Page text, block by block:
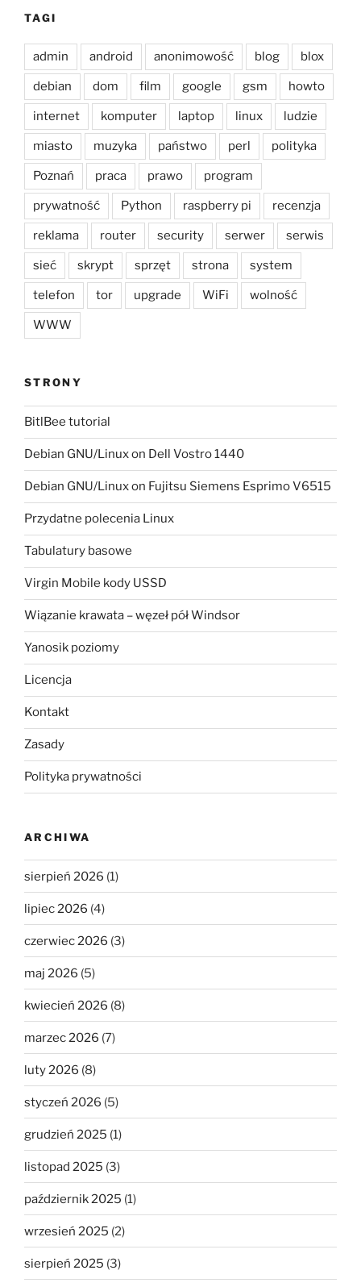
TAGI
admin android anonimowość blog blox
debian dom film google gsm howto
internet komputer laptop linux ludzie
miasto muzyka państwo perl polityka
Poznań praca prawo program
prywatność Python raspberry pi recenzja
reklama router security serwer serwis
sieć skrypt sprzęt strona system
telefon tor upgrade WiFi wolność
WWW
STRONY
BitlBee tutorial
Debian GNU/Linux on Dell Vostro 1440
Debian GNU/Linux on Fujitsu Siemens Esprimo V6515
Przydatne polecenia Linux
Tabulatury basowe
Virgin Mobile kody USSD
Wiązanie krawata – węzeł pół Windsor
Yanosik poziomy
Licencja
Kontakt
Zasady
Polityka prywatności
ARCHIWA
sierpień 2026 (1)
lipiec 2026 (4)
czerwiec 2026 (3)
maj 2026 (5)
kwiecień 2026 (8)
marzec 2026 (7)
luty 2026 (8)
styczeń 2026 (5)
grudzień 2025 (1)
listopad 2025 (3)
październik 2025 (1)
wrzesień 2025 (2)
sierpień 2025 (3)